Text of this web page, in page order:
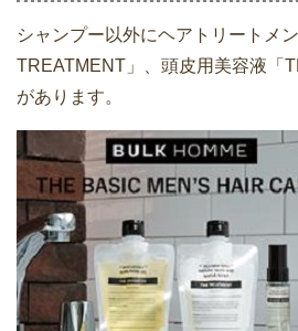
シャンプー以外にヘアトリートメ
TREATMENT」、頭皮用美容液「
があります。